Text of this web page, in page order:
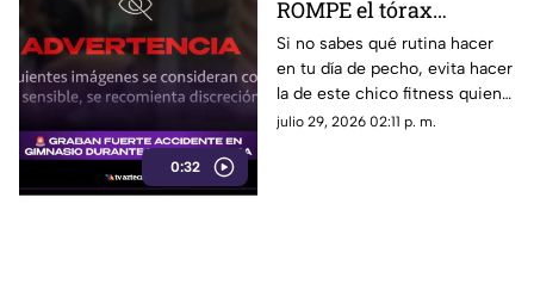
0:32
ROMPE el tórax
durante grabación de
rutina en press de
banca (+VIDEO)
Si no sabes qué rutina hacer
en tu día de pecho, evita hacer
la de este chico fitness quien,
por grabar un video, terminó
julio 29, 2026 02:11 p. m.